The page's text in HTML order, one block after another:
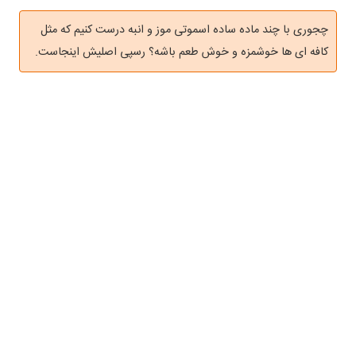
چجوری با چند ماده ساده اسموتی موز و انبه درست کنیم که مثل
کافه ای ها خوشمزه و خوش طعم باشه؟ رسپی اصلیش اینجاست.